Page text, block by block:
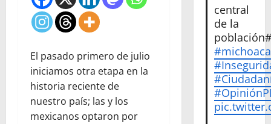
El pasado primero de julio
iniciamos otra etapa en la
historia reciente de
nuestro país; las y los
mexicanos optaron por
central
de la